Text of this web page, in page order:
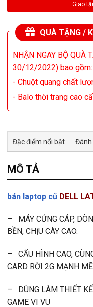
QUÀ TẶNG /
NHẬN NGAY BỘ QUÀ
30/12/2022) bao gồm:
- Chuột quang chất
- Balo thời trang cao
Đặc điểm nổi bật Đánh
Tư vấn & bán hàng qua
MÔ TẢ
bán laptop cũ DELL
– MÁY CỨNG CÁP,
BỀN, CHỊU CÀY CAO.
– CẤU HÌNH CAO,
CARD RỜI 2G MẠNH MẼ
– DÙNG LÀM THIẾT
GAME VI VU